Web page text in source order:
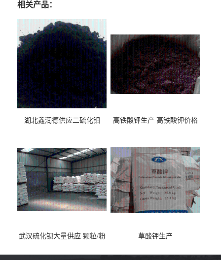
相关产品：
湖北鑫润德供应二硫化钼 高铁酸钾生产 高铁酸钾价格
武汉硫化钡大量供应 颗粒/粉
草酸钾生产